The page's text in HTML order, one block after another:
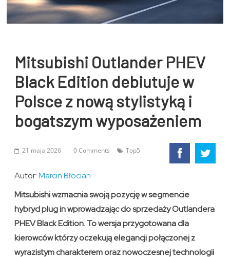
Mitsubishi Outlander PHEV
Black Edition debiutuje w
Polsce z nową stylistyką i
bogatszym wyposażeniem
21 maja 2026 0 Comments Top5
Autor:Marcin Błocian
Mitsubishi wzmacnia swoją pozycję w segmencie
hybryd plug in wprowadzając do sprzedaży Outlandera
PHEV Black Edition. To wersja przygotowana dla
kierowców którzy oczekują elegancji połączonej z
wyrazistym charakterem oraz nowoczesnej technologii